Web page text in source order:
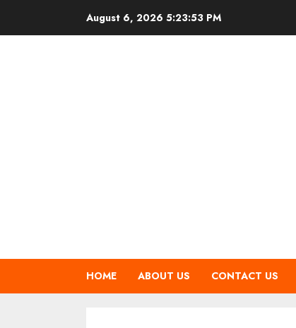
August 6, 2026 5:23:54 PM
HOME ABOUT US CONTACT US